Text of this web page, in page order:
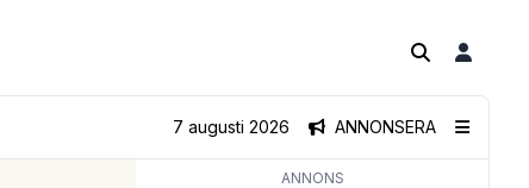
ANNONSERA
7 augusti 2026
ANNONS